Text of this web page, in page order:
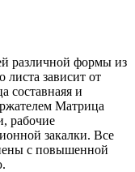
различной формы из
листа зависит от
составнаяя и
Матрица
рабочие
закалки. Все
с повышенной